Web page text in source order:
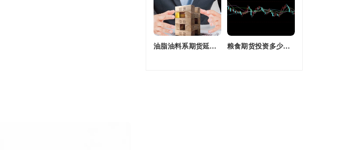
油脂油料系期货延续强劲走势(油脂期货是什么) 粮食期货投资多少钱一个月(粮食期货投资多少钱一个月啊)